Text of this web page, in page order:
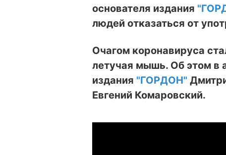
основателя издания
людей отказаться от
Очагом коронавируса
летучая мышь. Об этом в
издания "ГОРДОН"
Евгений Комаровский.